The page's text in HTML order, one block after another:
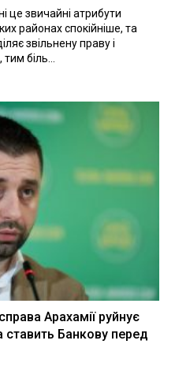
це звичайні атрибути
районах спокійніше, та
звільнену праву і
тим біль...
Арахамії руйнує
ставить Банкову перед